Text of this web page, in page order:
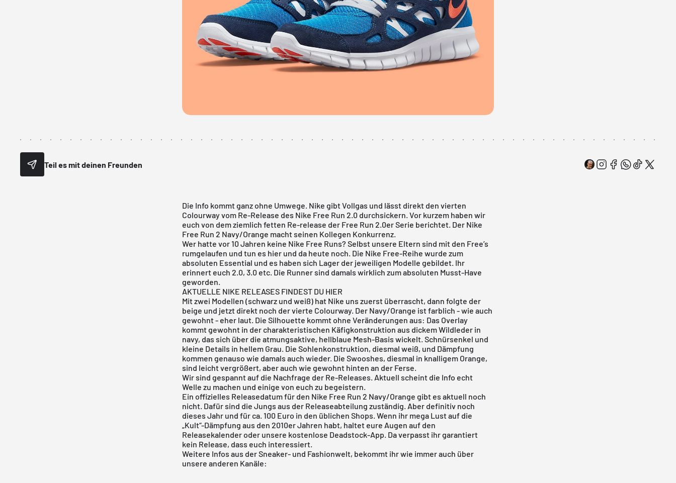
Teil es mit deinen Freunden
Die Info kommt ganz ohne Umwege. Nike gibt Vollgas und lässt direkt den vierten
Colourway vom Re-Release des Nike Free Run 2.0 durchsickern. Vor kurzem haben wir
euch von dem ziemlich fetten Re-release der Free Run 2.0er Serie berichtet. Der Nike
Free Run 2 Navy/Orange macht seinen Kollegen Konkurrenz.
Wer hatte vor 10 Jahren keine Nike Free Runs? Selbst unsere Eltern sind mit den Free’s
rumgelaufen und tun es hier und da heute noch. Die Nike Free-Reihe wurde zum
absoluten Essential und es haben sich Lager der jeweiligen Modelle gebildet. Ihr
erinnert euch 2.0, 3.0 etc. Die Runner sind damals wirklich zum absoluten Musst-Have
geworden.
AKTUELLE NIKE RELEASES FINDEST DU HIER
Mit zwei Modellen (schwarz und weiß) hat Nike uns zuerst überrascht, dann folgte der
beige und jetzt direkt noch der vierte Colourway. Der Navy/Orange ist farblich - wie auch
gewohnt - eher laut. Die Silhouette kommt ohne Veränderungen aus: Das Overlay
kommt gewohnt in der charakteristischen Käfigkonstruktion aus dickem Wildleder in
navy, das sich über die atmungsaktive, hellblaue Mesh-Basis wickelt. Schnürsenkel und
kleine Details in hellem Grau. Die Sohlenkonstruktion, diesmal weiß, und Dämpfung
kommen genauso wie damals auch wieder. Die Swooshes, diesmal in knalligem Orange,
sind leicht vergrößert, aber auch wie gewohnt hinten an der Ferse.
Wir sind gespannt auf die Nachfrage der Re-Releases. Aktuell scheint die Info echt
Welle zu machen und einige von euch zu begeistern.
Ein offizielles Releasedatum für den Nike Free Run 2 Navy/Orange gibt es aktuell noch
nicht. Dafür sind die Jungs aus der Releaseabteilung zuständig. Aber definitiv noch
dieses Jahr und für ca. 100 Euro in den üblichen Shops. Wenn ihr mega Lust auf die
„Kult“-Dämpfung aus den 2010er Jahren habt, haltet eure Augen auf den
Releasekalender oder unsere kostenlose Deadstock-App. Da verpasst ihr garantiert
kein Release, dass euch interessiert.
Weitere Infos aus der Sneaker- und Fashionwelt, bekommt ihr wie immer auch über
unsere anderen Kanäle: